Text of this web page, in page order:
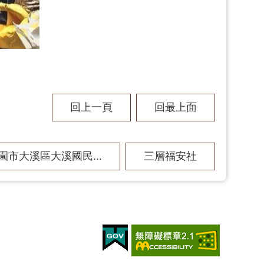
回上一頁 回最上面
市大溪區大溪國民... 三層福安社